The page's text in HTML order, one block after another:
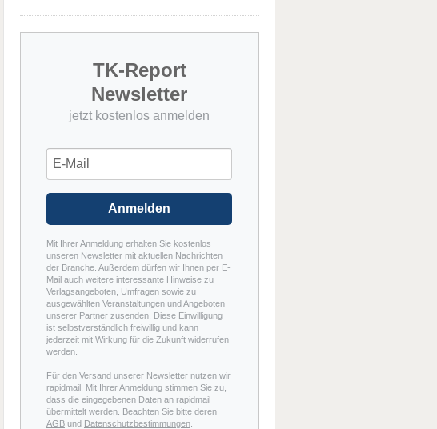
TK-Report
Newsletter
jetzt kostenlos anmelden
Anmelden
Mit Ihrer Anmeldung erhalten Sie kostenlos
unseren Newsletter mit aktuellen Nachrichten
der Branche. Außerdem dürfen wir Ihnen per E-
Mail auch weitere interessante Hinweise zu
Verlagsangeboten, Umfragen sowie zu
ausgewählten Veranstaltungen und Angeboten
unserer Partner zusenden. Diese Einwilligung
ist selbstverständlich freiwillig und kann
jederzeit mit Wirkung für die Zukunft widerrufen
werden.
Für den Versand unserer Newsletter nutzen wir
rapidmail. Mit Ihrer Anmeldung stimmen Sie zu,
dass die eingegebenen Daten an rapidmail
übermittelt werden. Beachten Sie bitte deren
AGB und Datenschutzbestimmungen